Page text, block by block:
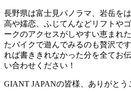
長野県は富士見パノラマ、岩岳を
高や嬬恋、ふじてんなどリフトや
ークのアクセスがしやすい恵まれ
たバイクで遊んでみるのも贅沢で
れば書ききれなかった分を全てお
い合わせください！
GIANT JAPANの皆様、ありがとう